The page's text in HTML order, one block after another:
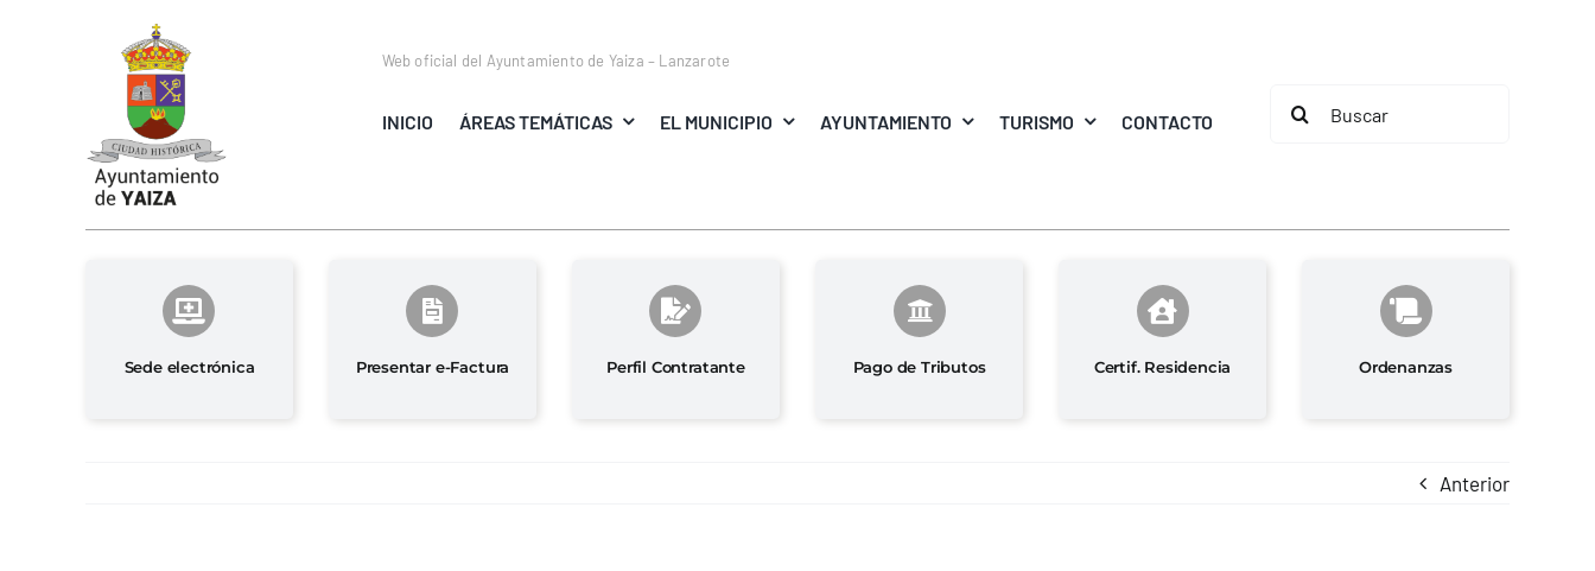
Web oficial del Ayuntamiento de Yaiza – Lanzarote
INICIO ÁREAS TEMÁTICAS EL MUNICIPIO AYUNTAMIENTO TURISMO CONTACTO
Buscar:
Sede electrónica Presentar e-Factura Perfil Contratante Pago de Tributos Certif. Residencia Ordenanzas
Anterior